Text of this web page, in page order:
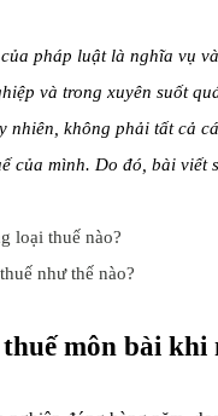
pháp luật là nghĩa vụ
và trong xuyên suốt
nhiên, không phải tất cả
của mình. Do đó, bài
như thế nào?
môn bài khi